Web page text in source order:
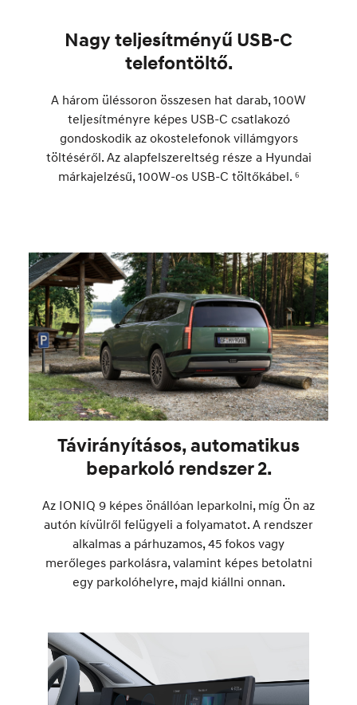
Nagy teljesítményű USB-C
telefontöltő.
A három üléssoron összesen hat darab, 100W
teljesítményre képes USB-C csatlakozó
gondoskodik az okostelefonok villámgyors
töltéséről. Az alapfelszereltség része a Hyundai
márkajelzésű, 100W-os USB-C töltőkábel. ⁶
Távirányításos, automatikus
beparkoló rendszer 2.
Az IONIQ 9 képes önállóan leparkolni, míg Ön az
autón kívülről felügyeli a folyamatot. A rendszer
alkalmas a párhuzamos, 45 fokos vagy
merőleges parkolásra, valamint képes betolatni
egy parkolóhelyre, majd kiállni onnan.